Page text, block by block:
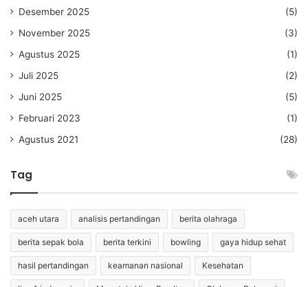
Desember 2025
(5)
November 2025
(3)
Agustus 2025
(1)
Juli 2025
(2)
Juni 2025
(5)
Februari 2023
(1)
Agustus 2021
(28)
Tag
aceh utara analisis pertandingan berita olahraga
berita sepak bola berita terkini bowling gaya hidup sehat
hasil pertandingan keamanan nasional Kesehatan